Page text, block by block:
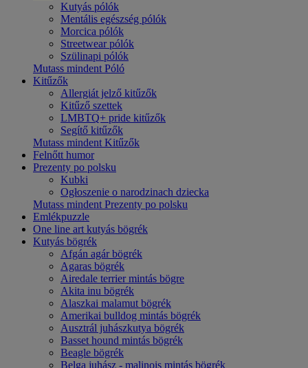
Kutyás pólók
Mentális egészség pólók
Morcica pólók
Streetwear pólók
Szülinapi pólók
Mutass mindent Póló
Kitűzők
Allergiát jelző kitűzők
Kitűző szettek
LMBTQ+ pride kitűzők
Segítő kitűzők
Mutass mindent Kitűzők
Felnőtt humor
Prezenty po polsku
Kubki
Ogłoszenie o narodzinach dziecka
Mutass mindent Prezenty po polsku
Emlékpuzzle
One line art kutyás bögrék
Kutyás bögrék
Afgán agár bögrék
Agaras bögrék
Airedale terrier mintás bögre
Akita inu bögrék
Alaszkai malamut bögrék
Amerikai bulldog mintás bögrék
Ausztrál juhászkutya bögrék
Basset hound mintás bögrék
Beagle bögrék
Belga juhász - malinois mintás bögrék